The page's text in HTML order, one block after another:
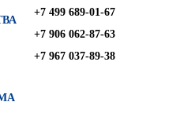
+7 499 689-01-67
+7 906 062-87-63
+7 967 037-89-38